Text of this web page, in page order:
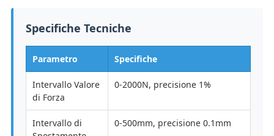
Specifiche Tecniche
Parametro Specifiche
Intervallo Valore
di Forza
0-2000N, precisione 1%
Intervallo di
0-500mm, precisione 0.1mm